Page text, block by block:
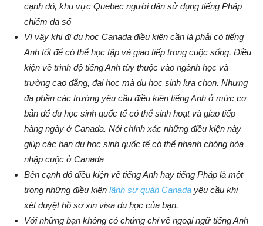
cạnh đó, khu vực Quebec người dân sử dụng tiếng Pháp
chiếm đa số
Vì vậy khi đi du học Canada điều kiện cần là phải có tiếng
Anh tốt để có thể học tập và giao tiếp trong cuộc sống. Điều
kiện về trình độ tiếng Anh tùy thuộc vào ngành học và
trường cao đẳng, đại học mà du học sinh lựa chọn. Nhưng
đa phần các trường yêu cầu điều kiện tiếng Anh ở mức cơ
bản để du học sinh quốc tế có thể sinh hoạt và giao tiếp
hàng ngày ở Canada. Nói chính xác những điều kiện này
giúp các bạn du học sinh quốc tế có thể nhanh chóng hòa
nhập cuộc ở Canada
Bên cạnh đó điều kiện về tiếng Anh hay tiếng Pháp là một
trong những điều kiện lãnh sự quán Canada yêu cầu khi
xét duyệt hồ sơ xin visa du học của bạn.
Với những bạn không có chứng chỉ về ngoại ngữ tiếng Anh